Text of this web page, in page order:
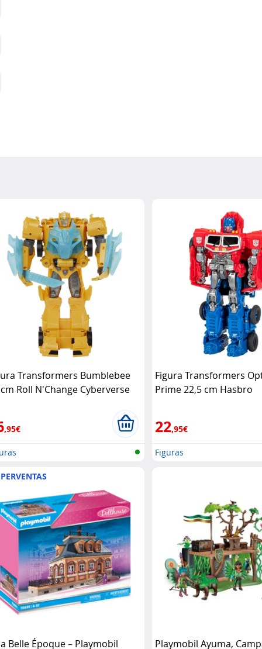
Transformers Bumblebee
Roll N'Change Cyberverse
,95€
Figura Transformers
Prime 22,5 cm Hasbro
22,95€
Figuras
Belle Époque – Playmobil
Playmobil Ayuma,